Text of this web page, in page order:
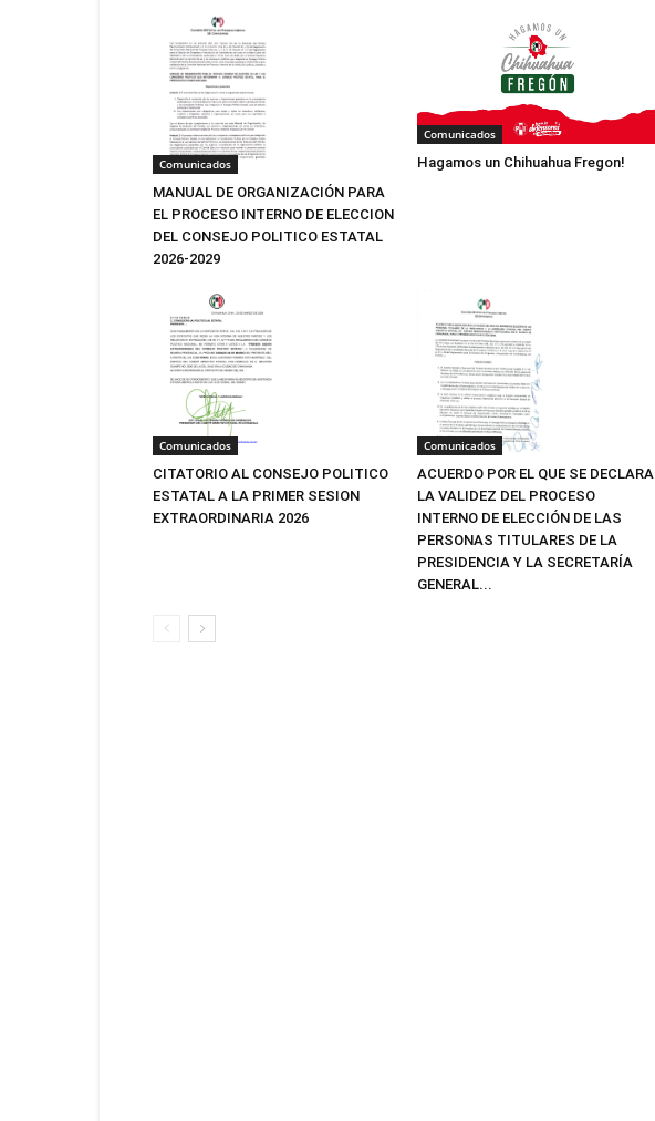
Comunicados
MANUAL DE ORGANIZACIÓN PARA
EL PROCESO INTERNO DE ELECCION
DEL CONSEJO POLITICO ESTATAL
2026-2029
Comunicados
Hagamos un Chihuahua Fregon!
Comunicados
CITATORIO AL CONSEJO POLITICO
ESTATAL A LA PRIMER SESION
EXTRAORDINARIA 2026
Comunicados
ACUERDO POR EL QUE SE DECLARA
LA VALIDEZ DEL PROCESO
INTERNO DE ELECCIÓN DE LAS
PERSONAS TITULARES DE LA
PRESIDENCIA Y LA SECRETARÍA
GENERAL...